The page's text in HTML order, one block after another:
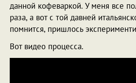
данной кофеваркой. У меня все
раза, а вот с той давней
помнится, пришлось
Вот видео процесса.